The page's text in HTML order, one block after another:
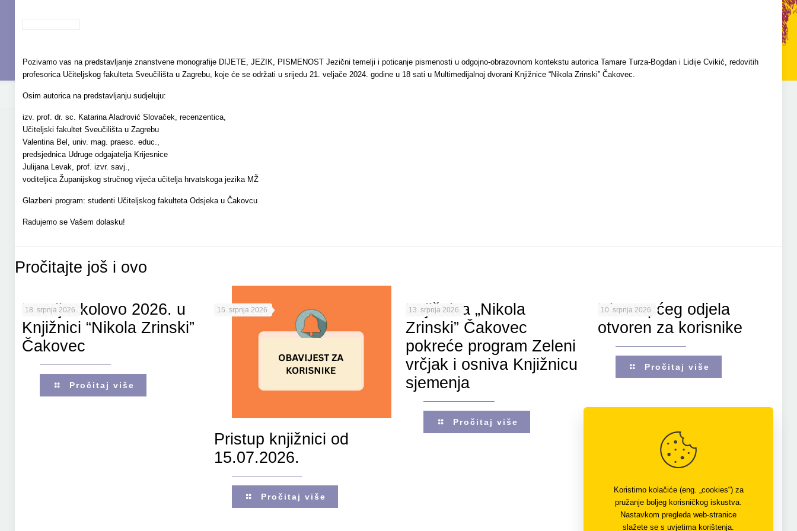
Pozivamo vas na predstavljanje znanstvene monografije DIJETE, JEZIK, PISMENOST Jezični temelji i poticanje pismenosti u odgojno-obrazovnom kontekstu autorica Tamare Turza-Bogdan i Lidije Cvikić, redovitih
profesorica Učiteljskog fakulteta Sveučilišta u Zagrebu, koje će se održati u srijedu 21. veljače 2024. godine u 18 sati u Multimedijalnoj dvorani Knjižnice “Nikola Zrinski” Čakovec.
Osim autorica na predstavljanju sudjeluju:
izv. prof. dr. sc. Katarina Aladrović Slovaček, recenzentica,
Učiteljski fakultet Sveučilišta u Zagrebu
Valentina Bel, univ. mag. praesc. educ.,
predsjednica Udruge odgajatelja Krijesnice
Julijana Levak, prof. izvr. savj.,
voditeljica Županijskog stručnog vijeća učitelja hrvatskoga jezika MŽ
Glazbeni program: studenti Učiteljskog fakulteta Odsjeka u Čakovcu
Radujemo se Vašem dolasku!
Pročitajte još i ovo
18. srpnja 2026.
Porcijunkolovo 2026. u
Knjižnici “Nikola Zrinski”
Čakovec
Pročitaj više
15. srpnja 2026.
Pristup knjižnici od
15.07.2026.
Pročitaj više
13. srpnja 2026.
Knjižnica „Nikola
Zrinski” Čakovec
pokreće program Zeleni
vrčjak i osniva Knjižnicu
sjemenja
Pročitaj više
10. srpnja 2026.
Ulaz Općeg odjela
otvoren za korisnike
Pročitaj više
Koristimo kolačiće (eng. „cookies“) za
pružanje boljeg korisničkog iskustva.
Nastavkom pregleda web-stranice
slažete se s uvjetima korištenja.